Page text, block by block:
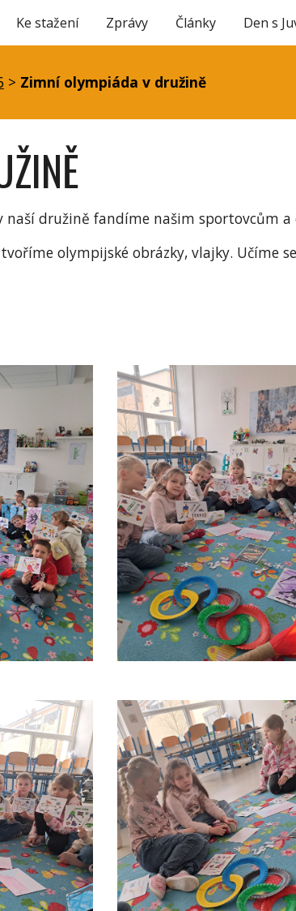
Skip to
Ke stažení Zprávy Články Den s
> Zimní olympiáda v družině
družině fandíme našim sportovcům
olympijské obrázky, vlajky. Učíme